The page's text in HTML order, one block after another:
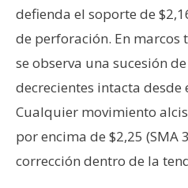
defienda el soporte de
de perforación. En marcos
se observa una sucesión
decrecientes intacta desde
Cualquier movimiento
por encima de $2,25 (SMA
corrección dentro de la